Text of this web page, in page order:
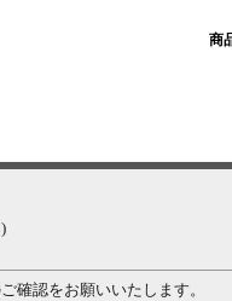
商
確認をお願いいたします。